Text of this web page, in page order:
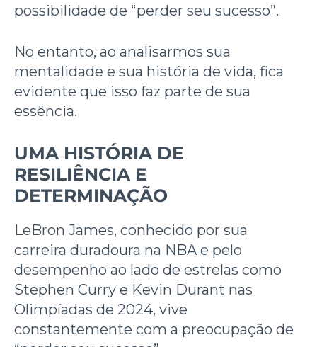
possibilidade de “perder seu sucesso”.
No entanto, ao analisarmos sua
mentalidade e sua história de vida, fica
evidente que isso faz parte de sua
essência.
UMA HISTÓRIA DE
RESILIÊNCIA E
DETERMINAÇÃO
LeBron James, conhecido por sua
carreira duradoura na NBA e pelo
desempenho ao lado de estrelas como
Stephen Curry e Kevin Durant nas
Olimpíadas de 2024, vive
constantemente com a preocupação de